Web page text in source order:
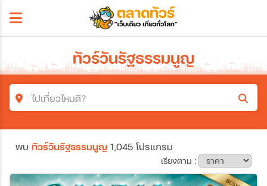
ทัวร์วันรัฐธรรมนูญ
ไปเที่ยวไหนดี?
พบ ทัวร์วันรัฐธรรมนูญ 1,045 โปรแกรม
เรียงตาม :